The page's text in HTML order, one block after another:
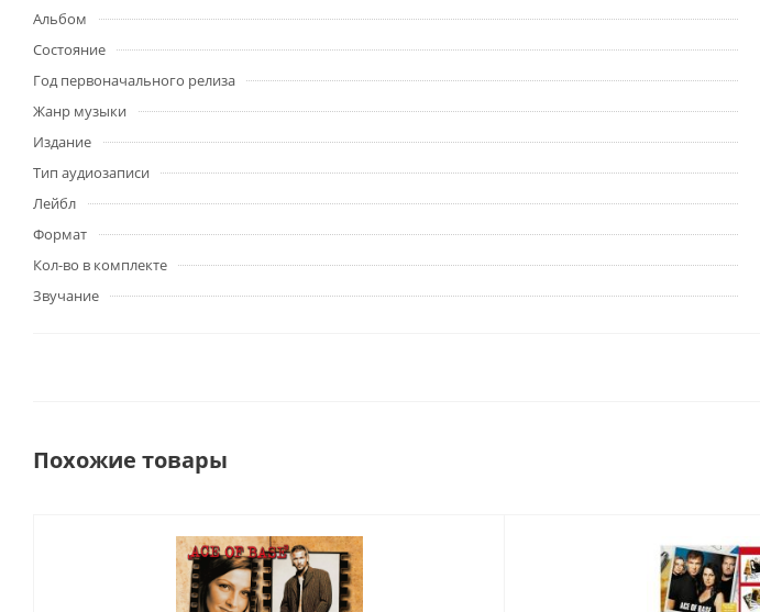
Альбом
Состояние
Год первоначального релиза
Жанр музыки
Издание
Тип аудиозаписи
Лейбл
Формат
Кол-во в комплекте
Звучание
Похожие товары